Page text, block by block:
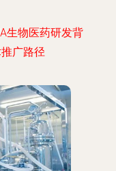
生物医药研发背
广路径